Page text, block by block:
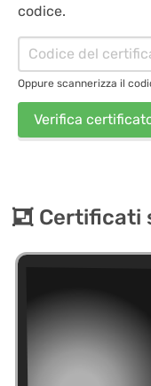
codice.
Oppure scannerizza il
Verifica
Certificati